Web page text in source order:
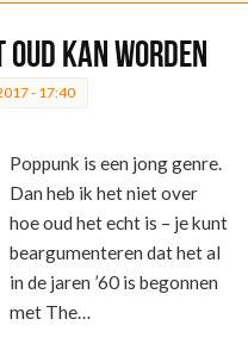
oud kan worden
- 17:40
Poppunk is een jong genre.
Dan heb ik het niet over
hoe oud het echt is – je kunt
beargumenteren dat het al
in de jaren ’60 is begonnen
met The…